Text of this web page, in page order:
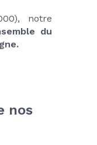
notre
du
nos